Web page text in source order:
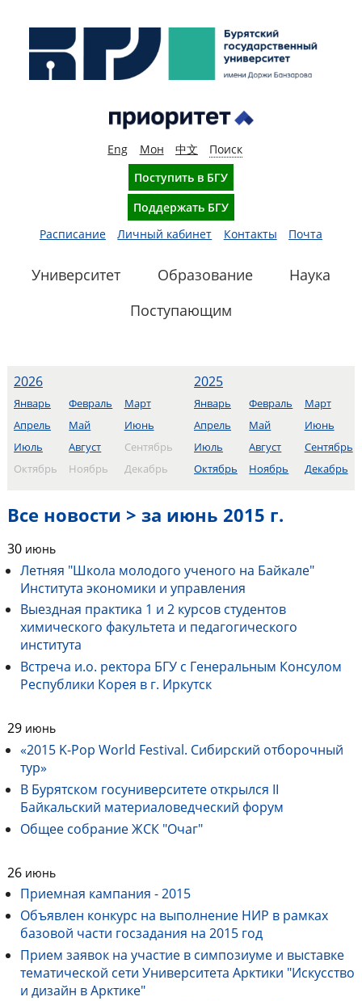
Eng Мон 中文
Поиск
Поступить в БГУ
Поддержать БГУ
Расписание
Личный кабинет Контакты Почта
Университет Образование
Наука
Поступающим
2026
Январь Февраль
Март
Апрель
Май
Июнь
Июль
Август
Сентябрь
Октябрь
Ноябрь Декабрь
2025
Январь Февраль
Март
Апрель
Май
Июнь
Июль
Август
Сентябрь
Октябрь
Ноябрь Декабрь
Все новости > за июнь 2015 г.
30 июнь
Летняя "Школа молодого ученого на Байкале"
Института экономики и управления
Выездная практика 1 и 2 курсов студентов
химического факультета и педагогического
института
Встреча и.о. ректора БГУ с Генеральным Консулом
Республики Корея в г. Иркутск
29 июнь
«2015 K-Pop World Festival. Сибирский отборочный
тур»
В Бурятском госуниверситете открылся II
Байкальский материаловедческий форум
Общее собрание ЖСК "Очаг"
26 июнь
Приемная кампания - 2015
Объявлен конкурс на выполнение НИР в рамках
базовой части госзадания на 2015 год
Прием заявок на участие в симпозиуме и выставке
тематической сети Университета Арктики "Искусство
и дизайн в Арктике"